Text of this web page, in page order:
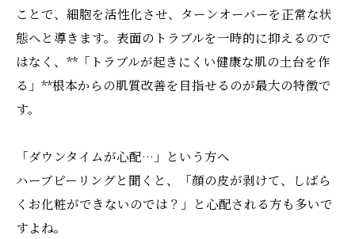
ことで、細胞を活性化させ、ターンオーバーを正常な状
態へと導きます。表面のトラブルを一時的に抑えるので
はなく、**「トラブルが起きにくい健康な肌の土台を作
る」**根本からの肌質改善を目指せるのが最大の特徴で
す。
「ダウンタイムが心配…」という方へ
ハーブピーリングと聞くと、「顔の皮が剥けて、しばら
くお化粧ができないのでは？」と心配される方も多いで
すよね。